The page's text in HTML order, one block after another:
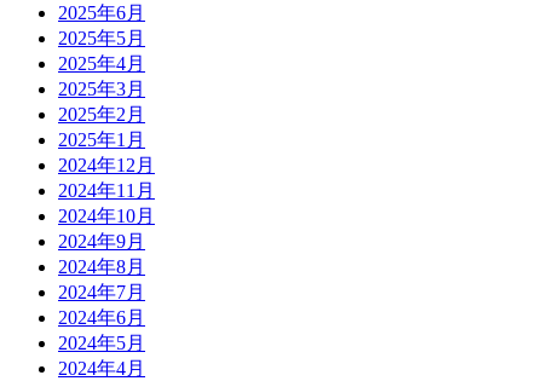
2025年6月
2025年5月
2025年4月
2025年3月
2025年2月
2025年1月
2024年12月
2024年11月
2024年10月
2024年9月
2024年8月
2024年7月
2024年6月
2024年5月
2024年4月